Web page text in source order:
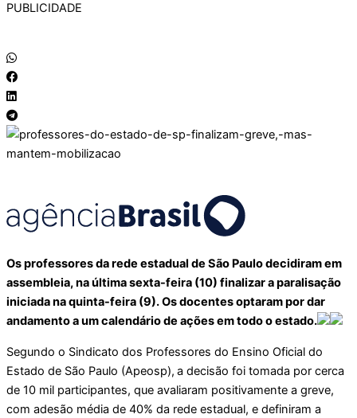
PUBLICIDADE
Os professores da rede estadual de São Paulo decidiram em
assembleia, na última sexta-feira (10) finalizar a paralisação
iniciada na quinta-feira (9). Os docentes optaram por dar
andamento a um calendário de ações em todo o estado.
Segundo o Sindicato dos Professores do Ensino Oficial do
Estado de São Paulo (Apeosp), a decisão foi tomada por cerca
de 10 mil participantes, que avaliaram positivamente a greve,
com adesão média de 40% da rede estadual, e definiram a